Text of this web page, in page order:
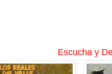
Escucha y